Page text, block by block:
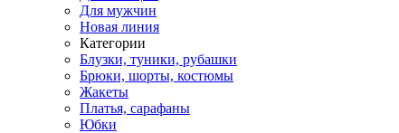
Для мужчин
Новая линия
Категории
Блузки, туники, рубашки
Брюки, шорты, костюмы
Жакеты
Платья, сарафаны
Юбки